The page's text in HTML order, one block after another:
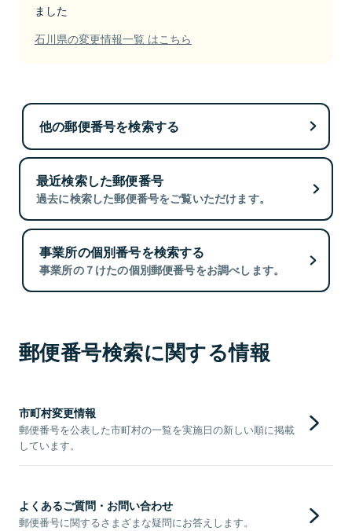
ました
石川県の変更情報一覧 はこちら
他の郵便番号を検索する
最近検索した郵便番号
過去に検索した郵便番号をご覧いただけます。
事業所の個別番号を検索する
事業所の７けたの個別郵便番号をお調べします。
郵便番号検索に関する情報
市町村変更情報
郵便番号を公表した市町村の一覧を実施日の新しい順に掲載
しています。
よくあるご質問・お問い合わせ
郵便番号に関するさまざまな疑問にお答えします。